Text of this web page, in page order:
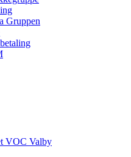
Gruppen
VOC Valby